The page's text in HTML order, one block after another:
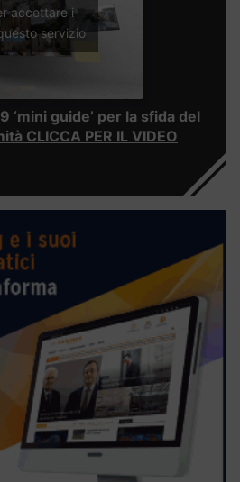
accettare i
servizio
‘mini guide’ per la sfida del
CLICCA PER IL VIDEO